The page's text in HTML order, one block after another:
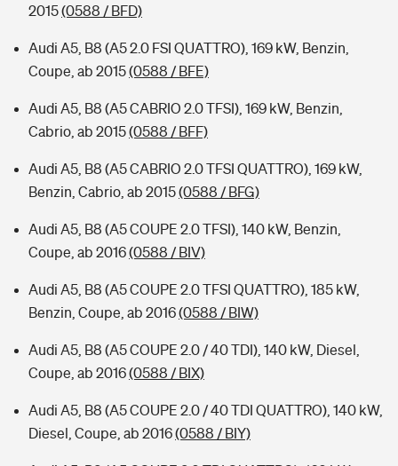
2015(0588 / BFD)
Audi A5, B8 (A5 2.0 FSI QUATTRO), 169 kW, Benzin,
Coupe, ab 2015(0588 / BFE)
Audi A5, B8 (A5 CABRIO 2.0 TFSI), 169 kW, Benzin,
Cabrio, ab 2015(0588 / BFF)
Audi A5, B8 (A5 CABRIO 2.0 TFSI QUATTRO), 169 kW,
Benzin, Cabrio, ab 2015(0588 / BFG)
Audi A5, B8 (A5 COUPE 2.0 TFSI), 140 kW, Benzin,
Coupe, ab 2016(0588 / BIV)
Audi A5, B8 (A5 COUPE 2.0 TFSI QUATTRO), 185 kW,
Benzin, Coupe, ab 2016(0588 / BIW)
Audi A5, B8 (A5 COUPE 2.0 / 40 TDI), 140 kW, Diesel,
Coupe, ab 2016(0588 / BIX)
Audi A5, B8 (A5 COUPE 2.0 / 40 TDI QUATTRO), 140 kW,
Diesel, Coupe, ab 2016(0588 / BIY)